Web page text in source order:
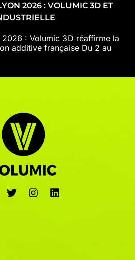
2026 : VOLUMIC 3D ET
2026 : Volumic 3D réaffirme la
additive française Du 2 au